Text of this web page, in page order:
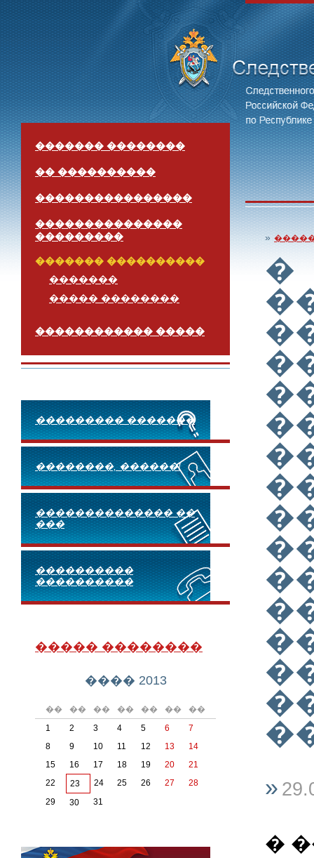
������� ��������
�� ����������
����������������
���������������
���������
������� ����������
�������
����� ��������
������������ �����
��������� �������
��������, ������!
�������������� ��
���
����������
����������
����� ��������
���� 2013
�� �� �� �� �� ��
��
1
2 3 4 5 6
7
8
9 10 11 12 13
14
15
16 17 18 19 20
21
22
23 24 25 26 27
28
29
30 31
»
�
»
�